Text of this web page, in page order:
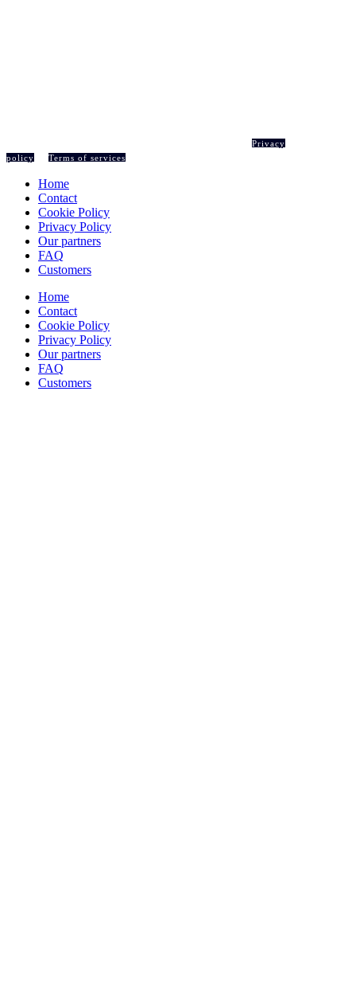
Privacy
policy
Terms of services
Home
Contact
Cookie Policy
Privacy Policy
Our partners
FAQ
Customers
Home
Contact
Cookie Policy
Privacy Policy
Our partners
FAQ
Customers